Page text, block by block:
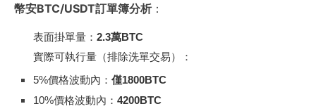
幣安BTC/USDT訂單簿分析：
表面掛單量：2.3萬BTC
實際可執行量（排除洗單交易）：
5%價格波動內：僅1800BTC
10%價格波動內：4200BTC